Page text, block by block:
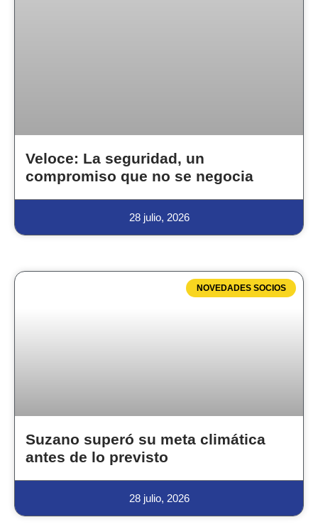
Veloce: La seguridad, un
compromiso que no se negocia
28 julio, 2026
NOVEDADES SOCIOS
Suzano superó su meta climática
antes de lo previsto
28 julio, 2026